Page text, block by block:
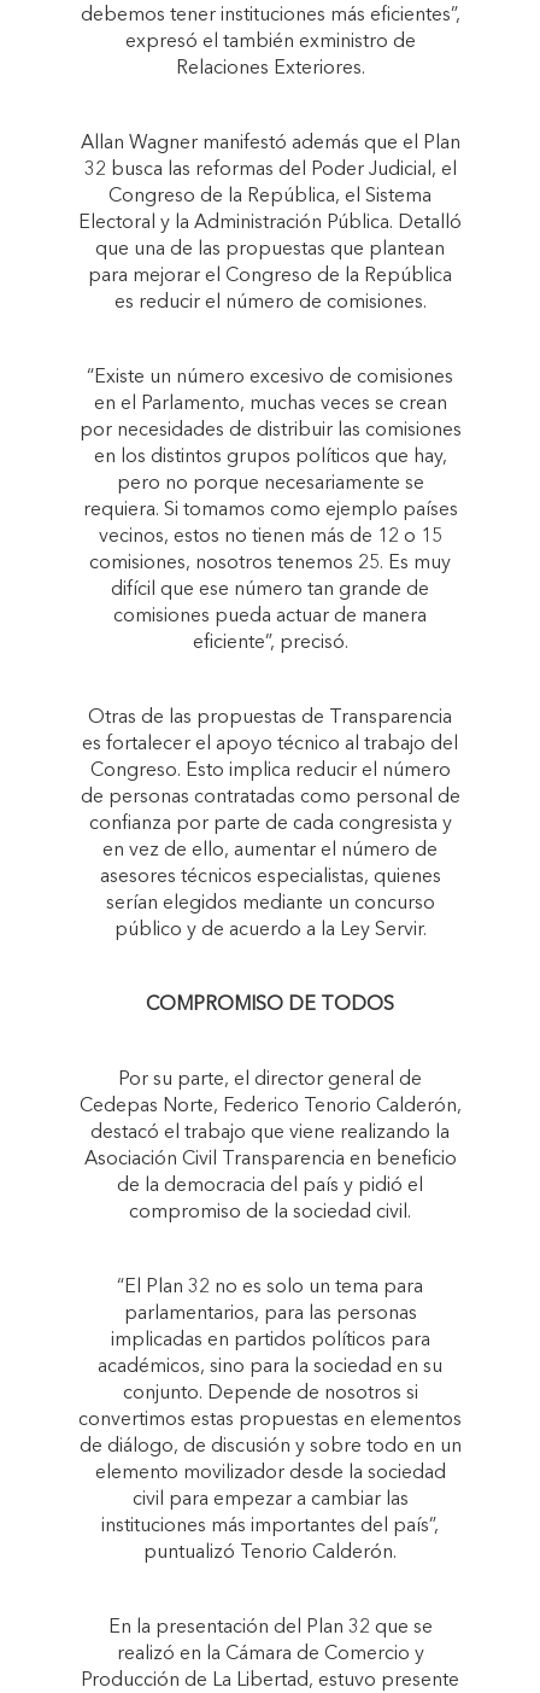
debemos tener instituciones más eficientes”,
expresó el también exministro de
Relaciones Exteriores.
Allan Wagner manifestó además que el Plan
32 busca las reformas del Poder Judicial, el
Congreso de la República, el Sistema
Electoral y la Administración Pública. Detalló
que una de las propuestas que plantean
para mejorar el Congreso de la República
es reducir el número de comisiones.
“Existe un número excesivo de comisiones
en el Parlamento, muchas veces se crean
por necesidades de distribuir las comisiones
en los distintos grupos políticos que hay,
pero no porque necesariamente se
requiera. Si tomamos como ejemplo países
vecinos, estos no tienen más de 12 o 15
comisiones, nosotros tenemos 25. Es muy
difícil que ese número tan grande de
comisiones pueda actuar de manera
eficiente”, precisó.
Otras de las propuestas de Transparencia
es fortalecer el apoyo técnico al trabajo del
Congreso. Esto implica reducir el número
de personas contratadas como personal de
confianza por parte de cada congresista y
en vez de ello, aumentar el número de
asesores técnicos especialistas, quienes
serían elegidos mediante un concurso
público y de acuerdo a la Ley Servir.
COMPROMISO DE TODOS
Por su parte, el director general de
Cedepas Norte, Federico Tenorio Calderón,
destacó el trabajo que viene realizando la
Asociación Civil Transparencia en beneficio
de la democracia del país y pidió el
compromiso de la sociedad civil.
“El Plan 32 no es solo un tema para
parlamentarios, para las personas
implicadas en partidos políticos para
académicos, sino para la sociedad en su
conjunto. Depende de nosotros si
convertimos estas propuestas en elementos
de diálogo, de discusión y sobre todo en un
elemento movilizador desde la sociedad
civil para empezar a cambiar las
instituciones más importantes del país”,
puntualizó Tenorio Calderón.
En la presentación del Plan 32 que se
realizó en la Cámara de Comercio y
Producción de La Libertad, estuvo presente